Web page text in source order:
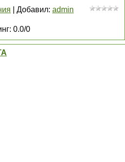
Добавил: admin
: 0.0/0